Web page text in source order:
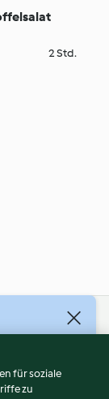
2 Std.
für soziale
zu